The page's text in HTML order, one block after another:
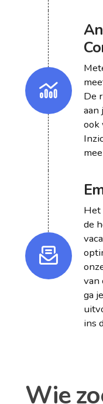
De
aan
ook
Het
de
van
ga
ins
Wie